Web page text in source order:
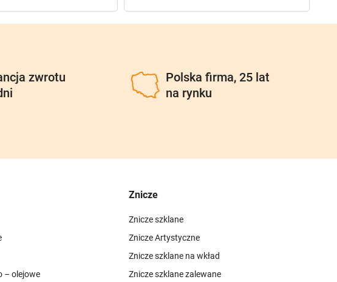
zwrotu
Polska firma, 25 lat
na rynku
– olejowe
Znicze
Znicze szklane
Znicze Artystyczne
Znicze szklane na wkład
Znicze szklane zalewane